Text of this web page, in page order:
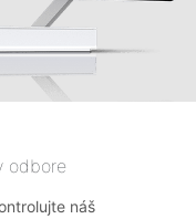
odbore
náš